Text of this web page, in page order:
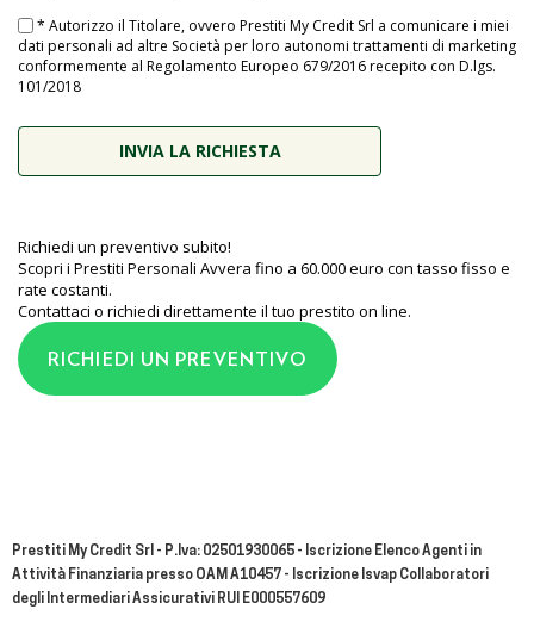
* Autorizzo il Titolare, ovvero Prestiti My Credit Srl a comunicare i miei
dati personali ad altre Società per loro autonomi trattamenti di marketing
conformemente al Regolamento Europeo 679/2016 recepito con D.lgs.
101/2018
Richiedi un preventivo subito!
Scopri i Prestiti Personali Avvera fino a 60.000 euro con tasso fisso e
rate costanti.
Contattaci o richiedi direttamente il tuo prestito on line.
RICHIEDI UN PREVENTIVO
Prestiti My Credit Srl - P.Iva: 02501930065 - Iscrizione Elenco Agenti in
Attività Finanziaria presso OAM A10457 - Iscrizione Isvap Collaboratori
degli Intermediari Assicurativi RUI E000557609